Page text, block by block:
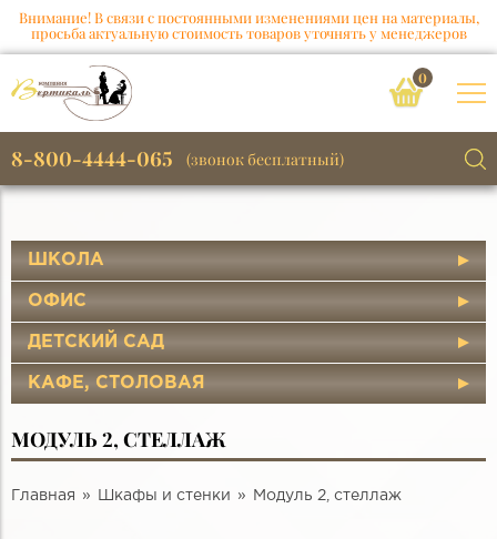
Внимание! В связи с постоянными изменениями цен на материалы,
просьба актуальную стоимость товаров уточнять у менеджеров
0
8-800-4444-065 (звонок бесплатный)
ШКОЛА
ОФИС
ДЕТСКИЙ САД
КАФЕ, СТОЛОВАЯ
МОДУЛЬ 2, СТЕЛЛАЖ
Главная Шкафы и стенки Модуль 2, стеллаж